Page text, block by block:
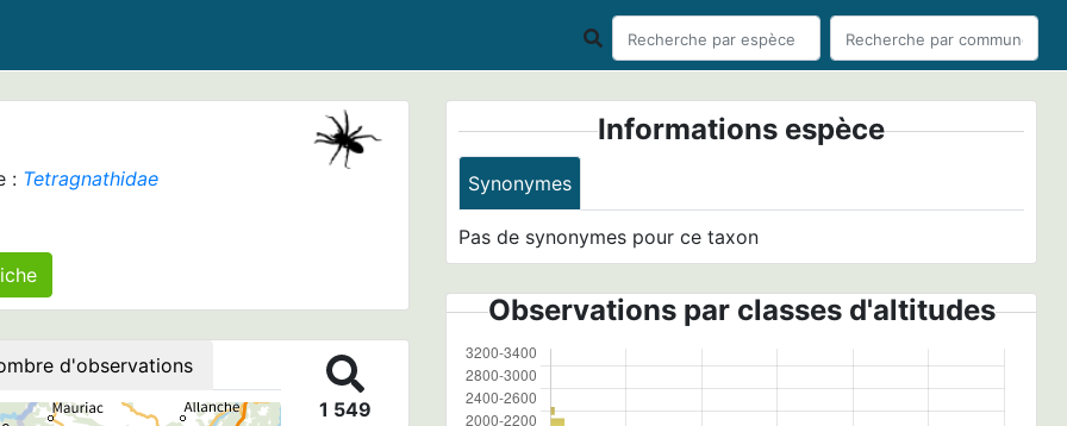
: Tetragnathidae
agrégé(s) sur cette fiche
d'observations
1 549
Informations espèce
Synonymes
Pas de synonymes pour ce taxon
Observations par classes d'altitudes